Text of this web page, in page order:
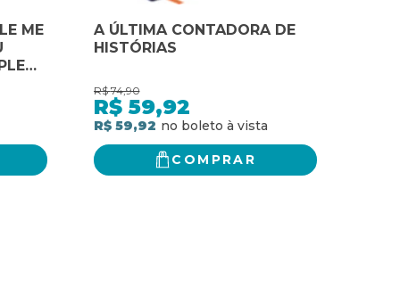
ME
A ÚLTIMA CONTADORA DE
HISTÓRIAS
R$ 74,90
R$ 59,92
R$ 59,92
COMPRAR